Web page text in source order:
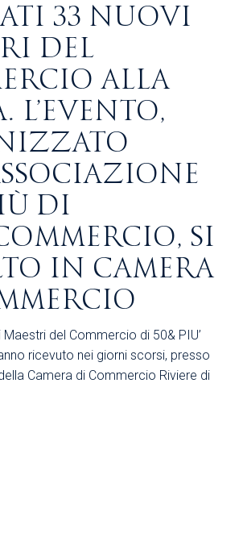
33 NUOVI
DEL
ALLA
L’EVENTO,
DI
SI
IN CAMERA
del Commercio di 50& PIU’
ricevuto nei giorni scorsi, presso
Camera di Commercio Riviere di